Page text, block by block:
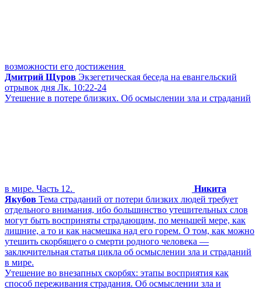
возможности его достижения
Дмитрий Щуров Экзегетическая беседа на евангельский
отрывок дня Лк. 10:22-24
Утешение в потере близких. Об осмыслении зла и страданий
в мире. Часть 12.
Никита
Якубов Тема страданий от потери близких людей требует
отдельного внимания, ибо большинство утешительных слов
могут быть восприняты страдающим, по меньшей мере, как
лишние, а то и как насмешка над его горем. О том, как можно
утешить скорбящего о смерти родного человека —
заключительная статья цикла об осмыслении зла и страданий
в мире.
Утешение во внезапных скорбях: этапы восприятия как
способ переживания страдания. Об осмыслении зла и